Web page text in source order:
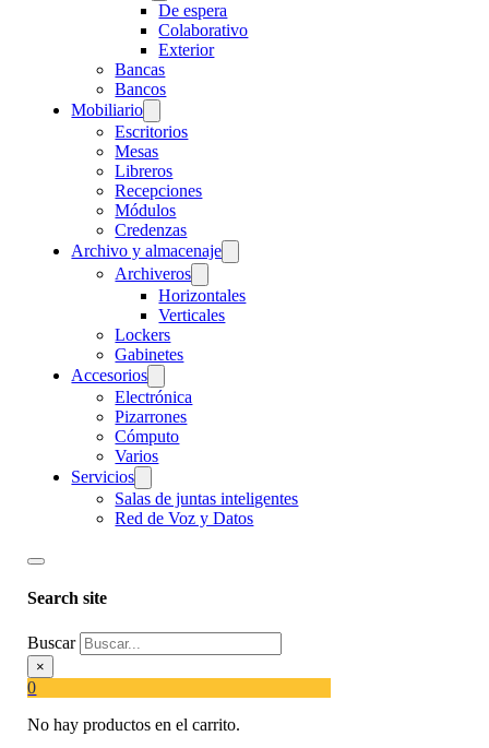
De espera
Colaborativo
Exterior
Bancas
Bancos
Mobiliario
Escritorios
Mesas
Libreros
Recepciones
Módulos
Credenzas
Archivo y almacenaje
Archiveros
Horizontales
Verticales
Lockers
Gabinetes
Accesorios
Electrónica
Pizarrones
Cómputo
Varios
Servicios
Salas de juntas inteligentes
Red de Voz y Datos
Search site
Buscar
×
0
No hay productos en el carrito.